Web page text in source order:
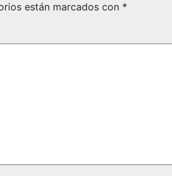
están marcados con *